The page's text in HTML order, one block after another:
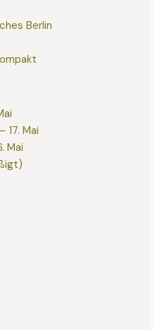
Berlin
17. Mai
Mai